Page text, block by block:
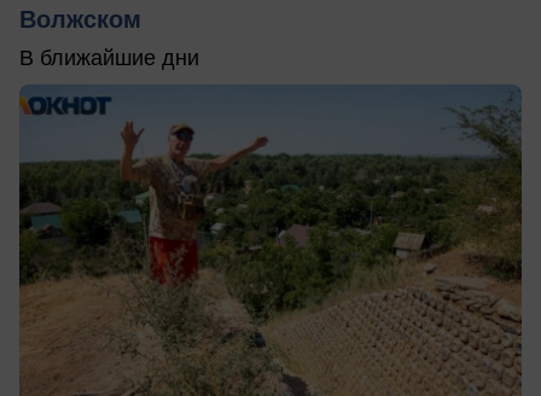
Волжском
В ближайшие дни